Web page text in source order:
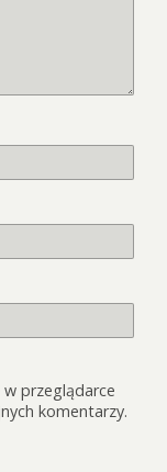
przeglądarce
komentarzy.